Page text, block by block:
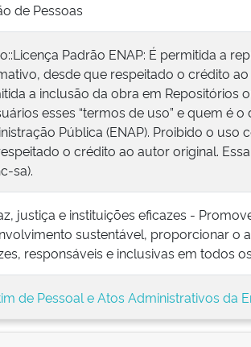
de Pessoas
Padrão ENAP: É permitida a
desde que respeitado o crédito
a inclusão da obra em Repositórios
esses “termos de uso” e quem é
Pública (ENAP). Proibido o
o crédito ao autor original.
sa).
justiça e instituições eficazes -
sustentável, proporcionar o
responsáveis e inclusivas em todos
de Pessoal e Atos Administrativos da